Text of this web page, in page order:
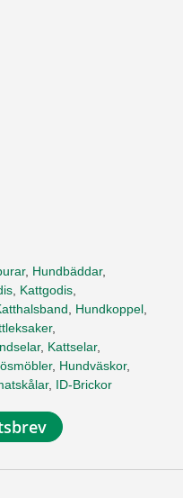
, Hundbäddar,
, Kattgodis,
, Hundkoppel,
,
, Kattselar,
, Hundväskor,
, ID-Brickor